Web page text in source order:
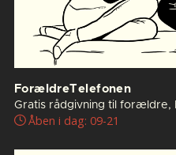
ForældreTelefonen
Gratis rådgivning til
Åben i dag: 09-21